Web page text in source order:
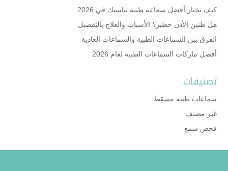
كيف تختار أفضل سماعة طبية تناسبك في 2026
هل طنين الأذن خطير؟ الأسباب والعلاج بالتفصيل
الفرق بين السماعات الطبية والسماعات العادية
أفضل ماركات السماعات الطبية لعام 2026
تصنيفات
سماعات طبية مسقط
غير مصنف
فحص سمع